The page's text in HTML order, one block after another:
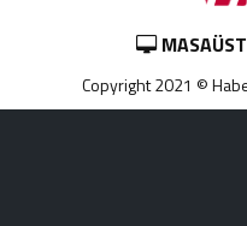
Copyright 2021 ©